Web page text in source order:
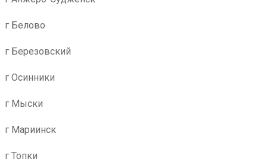
г Белово
г Березовский
г Осинники
г Мыски
г Мариинск
г Топки